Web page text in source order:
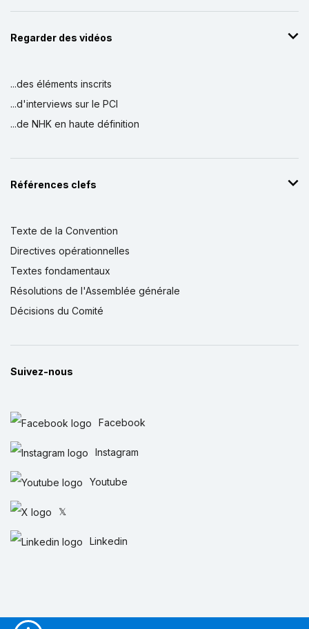
Regarder des vidéos
...des éléments inscrits
...d'interviews sur le PCI
...de NHK en haute définition
Références clefs
Texte de la Convention
Directives opérationnelles
Textes fondamentaux
Résolutions de l'Assemblée générale
Décisions du Comité
Suivez-nous
Facebook
Instagram
Youtube
𝕏
Linkedin